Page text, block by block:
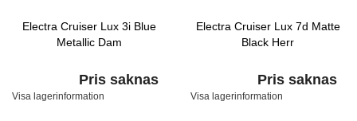
Electra Cruiser Lux 3i Blue
Metallic Dam
Pris saknas
Visa lagerinformation
Electra Cruiser Lux 7d Matte
Black Herr
Pris saknas
Visa lagerinformation